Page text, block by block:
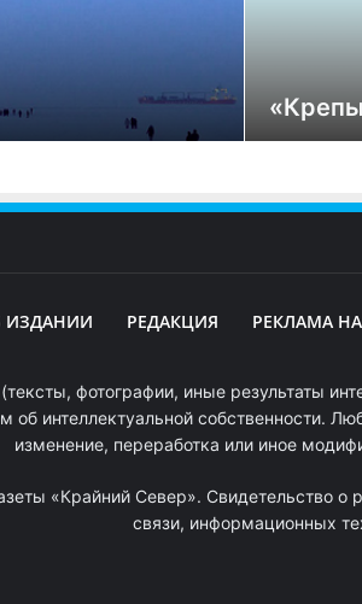
ИЗДАНИИ РЕДАКЦИЯ РЕКЛАМА
фотографии, иные результаты
об интеллектуальной собственности.
изменение, переработка или иное
«Крайний Север».
связи, информационных